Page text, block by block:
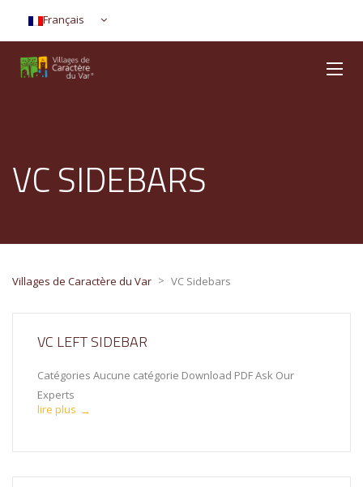
Français
VC SIDEBARS
Villages de Caractère du Var > VC Sidebars
VC LEFT SIDEBAR
Catégories Aucune catégorie Download PDF Ask Our
Experts
lire plus →